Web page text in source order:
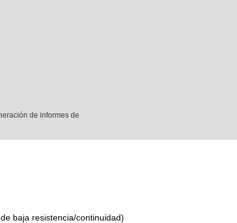
de informes de
baja resistencia/continuidad)